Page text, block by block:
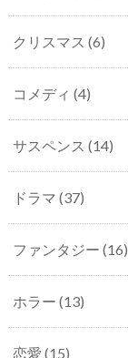
クリスマス (6)
コメディ (4)
サスペンス (14)
ドラマ (37)
ファンタジー (16)
ホラー (13)
恋愛 (15)